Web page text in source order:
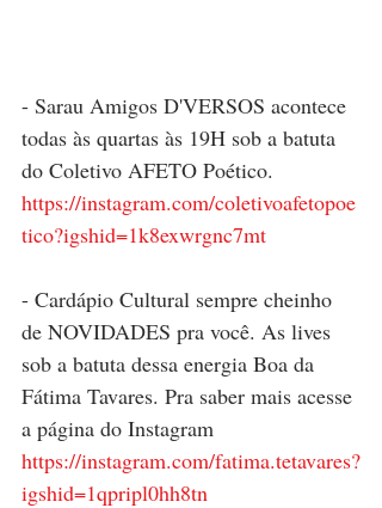
- Sarau Amigos D'VERSOS acontece
todas às quartas às 19H sob a batuta
do Coletivo AFETO Poético.
https://instagram.com/coletivoafetopoe
tico?igshid=1k8exwrgnc7mt
- Cardápio Cultural sempre cheinho
de NOVIDADES pra você. As lives
sob a batuta dessa energia Boa da
Fátima Tavares. Pra saber mais acesse
a página do Instagram
https://instagram.com/fatima.tetavares?
igshid=1qpripl0hh8tn